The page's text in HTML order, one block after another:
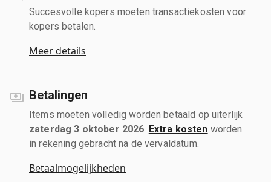
Succesvolle kopers moeten transactiekosten voor
kopers betalen.
Meer details
Betalingen
Items moeten volledig worden betaald op uiterlijk
zaterdag 3 oktober 2026 Extra kosten worden
in rekening gebracht na de vervaldatum.
Betaalmogelijkheden